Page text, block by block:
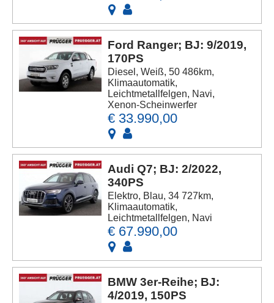
Ford Ranger; BJ: 9/2019,
170PS
Diesel, Weiß, 50 486km,
Klimaautomatik,
Leichtmetallfelgen, Navi,
Xenon-Scheinwerfer
€ 33.990,00
Audi Q7; BJ: 2/2022,
340PS
Elektro, Blau, 34 727km,
Klimaautomatik,
Leichtmetallfelgen, Navi
€ 67.990,00
BMW 3er-Reihe; BJ:
4/2019, 150PS